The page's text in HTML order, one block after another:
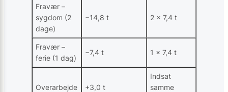
Fravær –
sygdom (2
dage)
−14,8 t 2 × 7,4 t
Fravær –
ferie (1 dag)
−7,4 t 1 × 7,4 t
Overarbejde +3,0 t
Indsat
samme